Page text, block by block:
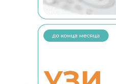
SMAS-лифтинг
SMAS-лифтинг